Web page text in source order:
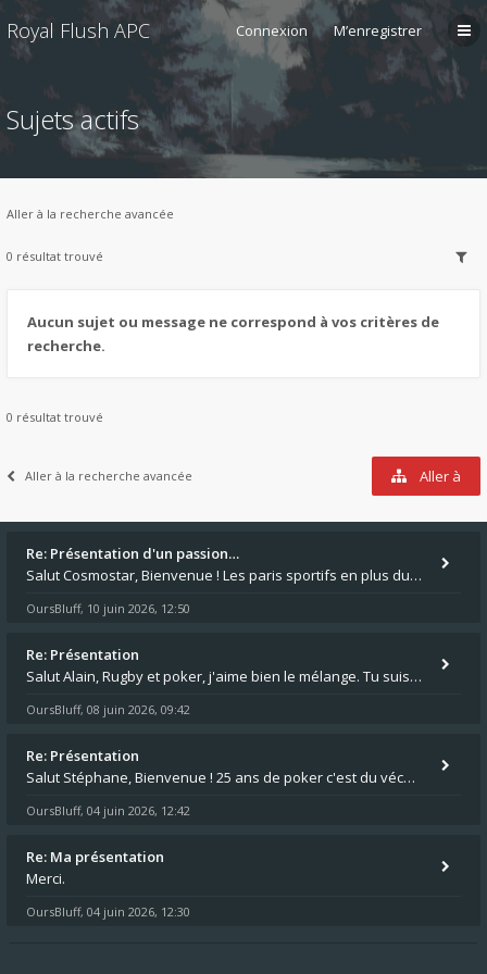
Royal Flush APC Connexion M’enregistrer
Sujets actifs
Aller à la recherche avancée
0 résultat trouvé
Aucun sujet ou message ne correspond à vos critères de
recherche.
0 résultat trouvé
Aller à la recherche avancée Aller à
Re: Présentation d'un passion…
Salut Cosmostar, Bienvenue ! Les paris sportifs en plus du poker, c'est ce que je fais aussi. Surtout la NBA, je mise su
OursBluff, 10 juin 2026, 12:50
Re: Présentation
Salut Alain, Rugby et poker, j'aime bien le mélange. Tu suis le rugby du coin ? Moi j'essaie d'aller voir des matchs de
OursBluff, 08 juin 2026, 09:42
Re: Présentation
Salut Stéphane, Bienvenue ! 25 ans de poker c'est du vécu quand même. Moi je suis relativementnouveau (2018) mais j'ai a
OursBluff, 04 juin 2026, 12:42
Re: Ma présentation
Merci.
OursBluff, 04 juin 2026, 12:30